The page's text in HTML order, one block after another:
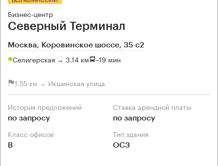
Бизнес-центр
Северный Терминал
Москва, Коровинское шоссе, 35 с2
Селигерская → 3.14 км ~19 мин
1.55 км → Икшинская улица
История предложений
по запросу
Ставка арендной платы
по запросу
Класс офисов
B
Тип здания
ОСЗ